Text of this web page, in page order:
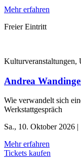
Mehr erfahren
Freier Eintritt
Kulturveranstaltungen,
Andrea
Wie verwandelt sich
Werkstattgespräch
Sa., 10. Oktober 2026
Mehr erfahren
Tickets kaufen